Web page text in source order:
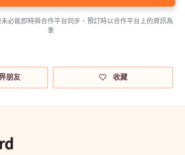
必能即時與合作平台同步，預訂時以合作平台上的資訊為
準
朋友 收藏